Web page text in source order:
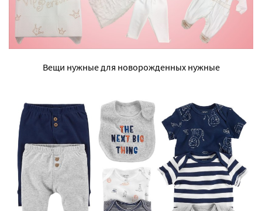
Вещи нужные для новорожденных нужные